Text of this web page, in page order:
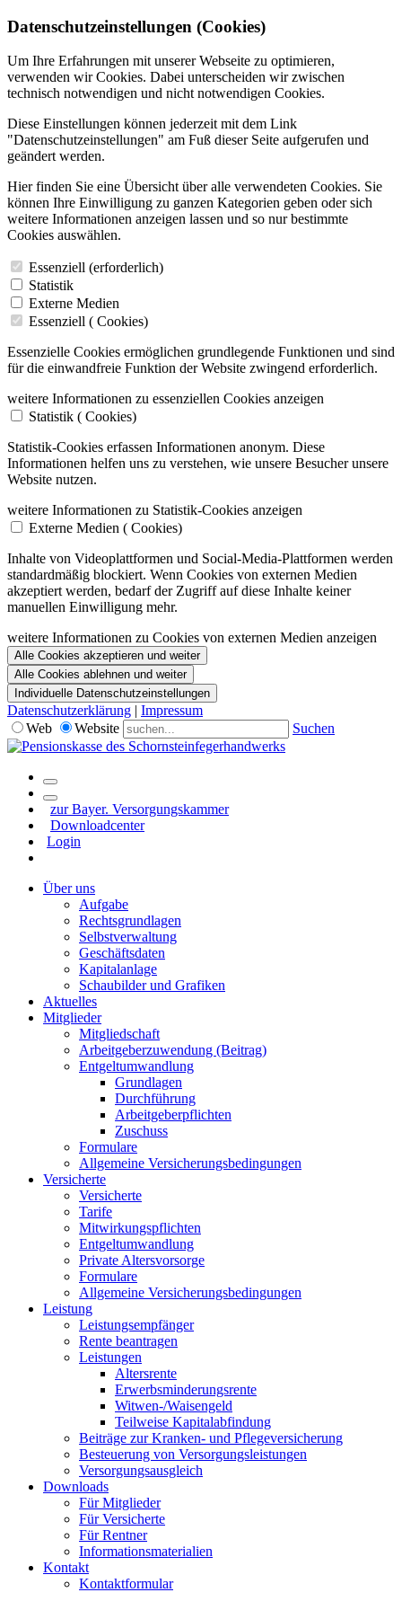
Datenschutzeinstellungen (Cookies)
Um Ihre Erfahrungen mit unserer Webseite zu optimieren,
verwenden wir Cookies. Dabei unterscheiden wir zwischen
technisch notwendigen und nicht notwendigen Cookies.
Diese Einstellungen können jederzeit mit dem Link
"Datenschutzeinstellungen" am Fuß dieser Seite aufgerufen und
geändert werden.
Hier finden Sie eine Übersicht über alle verwendeten Cookies. Sie
können Ihre Einwilligung zu ganzen Kategorien geben oder sich
weitere Informationen anzeigen lassen und so nur bestimmte
Cookies auswählen.
Essenziell (erforderlich)
Statistik
Externe Medien
Essenziell ( Cookies)
Essenzielle Cookies ermöglichen grundlegende Funktionen und sind
für die einwandfreie Funktion der Website zwingend erforderlich.
weitere Informationen zu essenziellen Cookies anzeigen
Statistik ( Cookies)
Statistik-Cookies erfassen Informationen anonym. Diese
Informationen helfen uns zu verstehen, wie unsere Besucher unsere
Website nutzen.
weitere Informationen zu Statistik-Cookies anzeigen
Externe Medien ( Cookies)
Inhalte von Videoplattformen und Social-Media-Plattformen werden
standardmäßig blockiert. Wenn Cookies von externen Medien
akzeptiert werden, bedarf der Zugriff auf diese Inhalte keiner
manuellen Einwilligung mehr.
weitere Informationen zu Cookies von externen Medien anzeigen
Alle Cookies akzeptieren und weiter
Alle Cookies ablehnen und weiter
Individuelle Datenschutzeinstellungen
Datenschutzerklärung | Impressum
Web
Website Suchen
zur Bayer. Versorgungskammer
Downloadcenter
Login
Über uns
Aufgabe
Rechtsgrundlagen
Selbstverwaltung
Geschäftsdaten
Kapitalanlage
Schaubilder und Grafiken
Aktuelles
Mitglieder
Mitgliedschaft
Arbeitgeberzuwendung (Beitrag)
Entgeltumwandlung
Grundlagen
Durchführung
Arbeitgeberpflichten
Zuschuss
Formulare
Allgemeine Versicherungsbedingungen
Versicherte
Versicherte
Tarife
Mitwirkungspflichten
Entgeltumwandlung
Private Altersvorsorge
Formulare
Allgemeine Versicherungsbedingungen
Leistung
Leistungsempfänger
Rente beantragen
Leistungen
Altersrente
Erwerbsminderungsrente
Witwen-/Waisengeld
Teilweise Kapitalabfindung
Beiträge zur Kranken- und Pflegeversicherung
Besteuerung von Versorgungsleistungen
Versorgungsausgleich
Downloads
Für Mitglieder
Für Versicherte
Für Rentner
Informationsmaterialien
Kontakt
Kontaktformular